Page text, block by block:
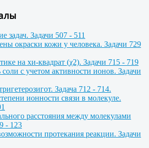
задач. Задачи 507 - 511
окраски кожи у человека. Задачи 729
на хи-квадрат (χ2). Задачи 715 - 719
соли с учетом активности ионов. Задачи
Задача 712 - 714.
ионности связи в молекуле.
расстояния между молекулами
- 123
протекания реакции. Задачи